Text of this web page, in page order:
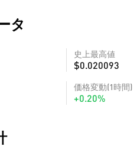
タ
史上最高値
$0.020093
価格変動(1時間)
+0.20%